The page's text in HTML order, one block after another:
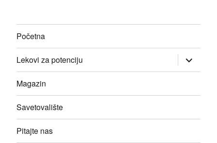
Početna
Lekovi za potenciju
прошири
изборник
дете
Magazin
Savetovalište
Pitajte nas